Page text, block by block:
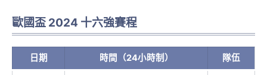
歐國盃 2024 十六強賽程
日期 時間（24小時制） 隊伍